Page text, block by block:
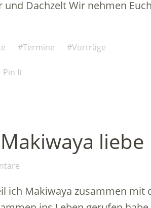
und Dachzelt Wir nehmen
Termine Vorträge
Pin It
liebe
ich Makiwaya zusammen